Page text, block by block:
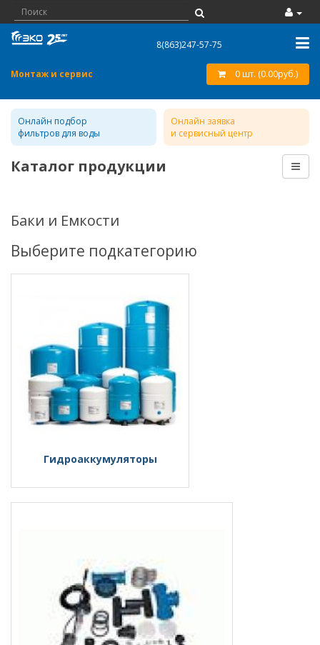
8(863)247-57-75
Монтаж и сервис 0 шт. (0.00руб.)
Онлайн подбор
фильтров для воды
Онлайн заявка
и сервисный центр
Каталог продукции
Баки и Емкости
Выберите подкатегорию
Гидроаккумуляторы